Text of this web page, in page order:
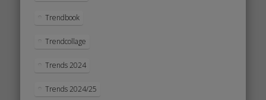
Trendbook
Trendcollage
Trends 2024
Trends 2024/25